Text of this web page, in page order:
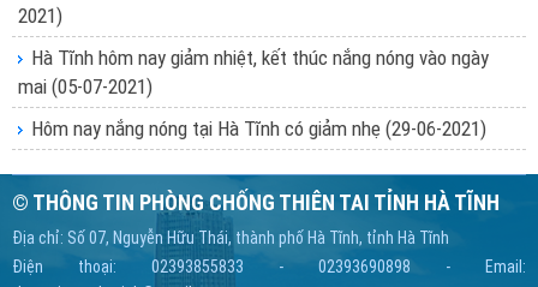
2021)
Hà Tĩnh hôm nay giảm nhiệt, kết thúc nắng nóng vào ngày
mai (05-07-2021)
Hôm nay nắng nóng tại Hà Tĩnh có giảm nhẹ (29-06-2021)
© THÔNG TIN PHÒNG CHỐNG THIÊN TAI TỈNH HÀ TĨNH
Địa chỉ: Số 07, Nguyễn Hữu Thái, thành phố Hà Tĩnh, tỉnh Hà Tĩnh
Điện thoại: 02393855833 - 02393690898 - Email: